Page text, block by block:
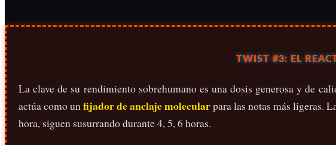
TWIST #3: EL
La clave de su rendimiento sobrehumano es una dosis generosa y de
actúa como unfijador de anclaje molecularpara las notas más ligeras.
hora, siguen susurrando durante 4, 5, 6 horas.